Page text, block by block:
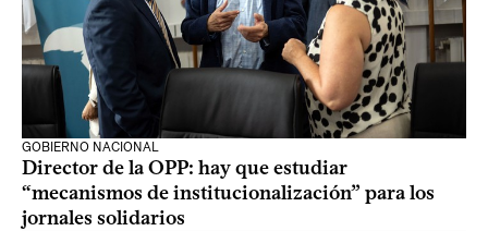
GOBIERNO NACIONAL
Director de la OPP: hay que estudiar
“mecanismos de institucionalización” para los
jornales solidarios